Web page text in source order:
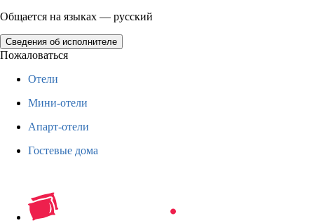
Общается на языках — русский
Сведения об исполнителе
Пожаловаться
Отели
Мини-отели
Апарт-отели
Гостевые дома